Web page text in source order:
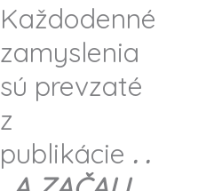
Každodenné
zamyslenia
sú prevzaté
z
publikácie . .